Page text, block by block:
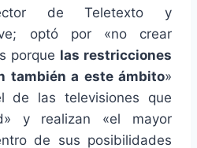
de Teletexto y
optó por «no crear
porque las restricciones
también a este ámbito»
de las televisiones que
y realizan «el mayor
de sus posibilidades